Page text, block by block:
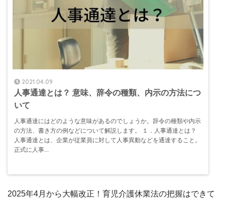
2021.04.09
人事通達とは？ 意味、辞令の種類、内示の方法につ
いて
人事通達にはどのような意味があるのでしょうか。辞令の種類や内示
の方法、書き方の例などについて解説します。 １．人事通達とは？
人事通達とは、企業が従業員に対して人事異動などを通達すること。
正式に人事...
2025年4月から大幅改正！育児介護休業法の把握はできて